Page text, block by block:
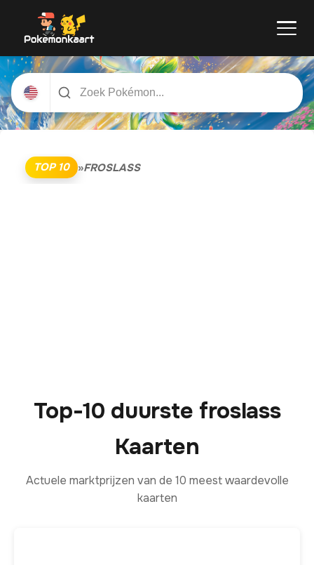
TOP 10 »FROSLASS
Top-10 duurste froslass
Kaarten
Actuele marktprijzen van de 10 meest waardevolle
kaarten